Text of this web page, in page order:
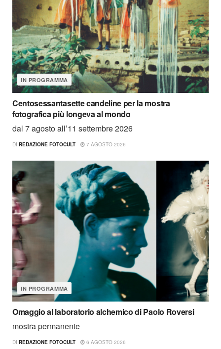
IN PROGRAMMA
Centosessantasette candeline per la mostra
fotografica più longeva al mondo
dal 7 agosto all’11 settembre 2026
DI REDAZIONE FOTOCULT 7 AGOSTO 2026
IN PROGRAMMA
Omaggio al laboratorio alchemico di Paolo Roversi
mostra permanente
DI REDAZIONE FOTOCULT 6 AGOSTO 2026